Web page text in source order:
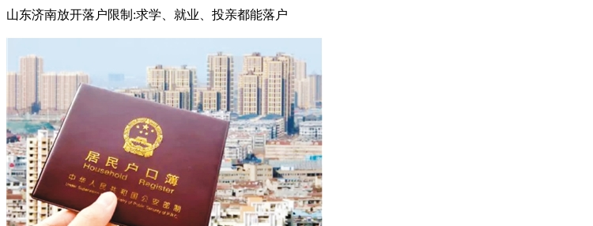
山东济南放开落户限制:求学、就业、投亲都能落户